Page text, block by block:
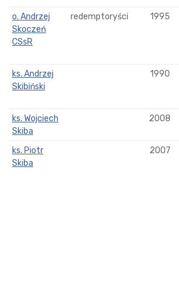
o. Andrzej
Skoczeń
CSsR
redemptoryści 1995
ks. Andrzej
Skibiński
1990
ks. Wojciech
Skiba
2008
ks. Piotr
Skiba
2007